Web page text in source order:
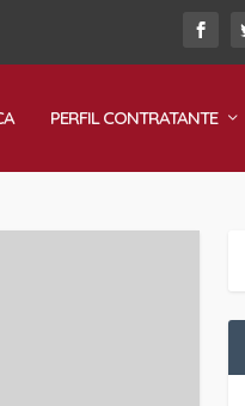
PERFIL CONTRATANTE